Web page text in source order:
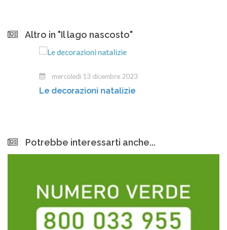
Altro in "Il lago nascosto"
mercoledì 13 dicembre 2023
Le decorazioni natalizie
Potrebbe interessarti anche...